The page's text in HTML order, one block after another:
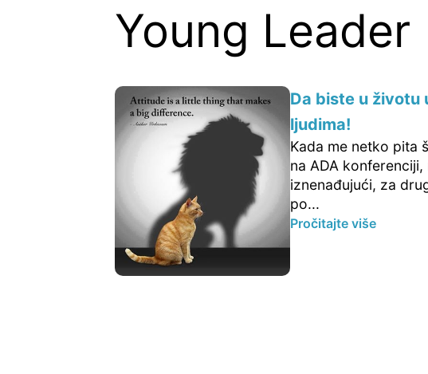
Young Leader
Da biste u životu
ljudima!
Kada me netko pita
na ADA
iznenađujući, za
po...
Pročitajte više